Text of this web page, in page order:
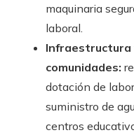
maquinaria
laboral.
Infraestructura
comunidades:
dotación de
suministro de
centros